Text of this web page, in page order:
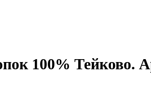
100% Тейково.